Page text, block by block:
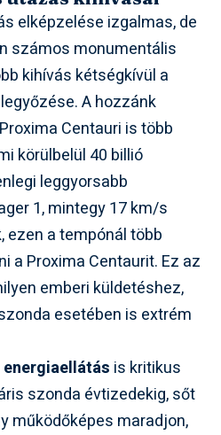
elképzelése izgalmas, de
számos monumentális
kihívás kétségkívül a
legyőzése. A hozzánk
Centauri is több
körülbelül 40 billió
leggyorsabb
1, mintegy 17 km/s
ezen a tempónál több
a Proxima Centaurit. Ez az
emberi küldetéshez,
esetében is extrém
energiaellátás is kritikus
szonda évtizedekig, sőt
működőképes maradjon,